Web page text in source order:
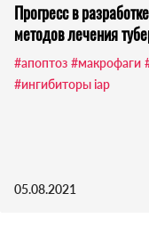
Прогресс в
методов лечения
#апоптоз #макрофаги
#ингибиторы iap
05.08.2021